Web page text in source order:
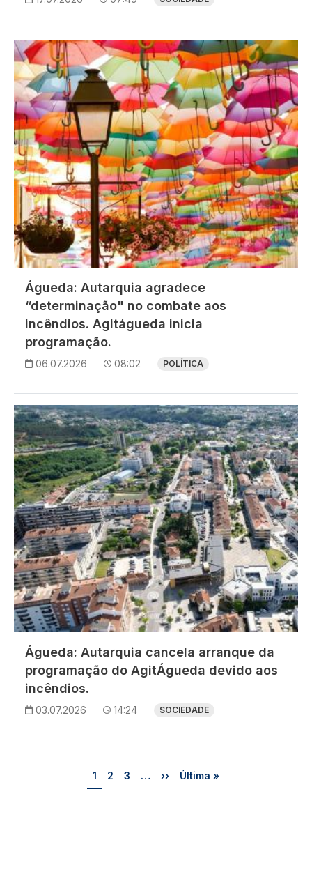
Imagem
Águeda: Autarquia agradece
“determinação" no combate aos
incêndios. Agitágueda inicia
programação.
06.07.2026 08:02 POLÍTICA
Imagem
Águeda: Autarquia cancela arranque da
programação do AgitÁgueda devido aos
incêndios.
03.07.2026 14:24 SOCIEDADE
Página
1 Página
2 Página
3 … Próxima página
›› Última página
Última »